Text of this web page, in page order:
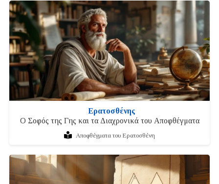
Ερατοσθένης
Ο Σοφός της Γης και τα Διαχρονικά του Αποφθέγματα
Αποφθέγματα του Ερατοσθένη